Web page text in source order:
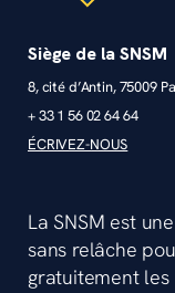
Siège de la SNSM
8, cité d’Antin, 75009
+ 33 1 56 02 64 64
ÉCRIVEZ-NOUS
La SNSM est
sans relâche
gratuitement les